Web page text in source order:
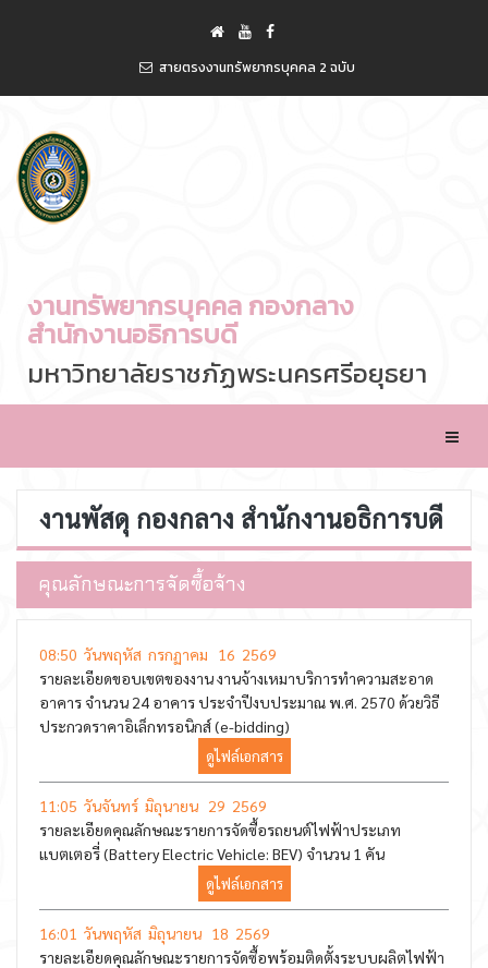
สายตรงงานทรัพยากรบุคคล 2 ฉบับ
งานทรัพยากรบุคคล กองกลาง
สำนักงานอธิการบดี
มหาวิทยาลัยราชภัฏพระนครศรีอยุธยา
งานพัสดุ กองกลาง สำนักงานอธิการบดี
คุณลักษณะการจัดซื้อจ้าง
08:50 วันพฤหัส กรกฏาคม 16 2569
รายละเอียดขอบเขตของงาน งานจ้างเหมาบริการทำความสะอาด
อาคาร จำนวน 24 อาคาร ประจำปีงบประมาณ พ.ศ. 2570 ด้วยวิธี
ประกวดราคาอิเล็กทรอนิกส์ (e-bidding)
ดูไฟล์เอกสาร
11:05 วันจันทร์ มิถุนายน 29 2569
รายละเอียดคุณลักษณะรายการจัดซื้อรถยนต์ไฟฟ้าประเภท
แบตเตอรี่ (Battery Electric Vehicle: BEV) จำนวน 1 คัน
ดูไฟล์เอกสาร
16:01 วันพฤหัส มิถุนายน 18 2569
รายละเอียดคุณลักษณะรายการจัดซื้อพร้อมติดตั้งระบบผลิตไฟฟ้า